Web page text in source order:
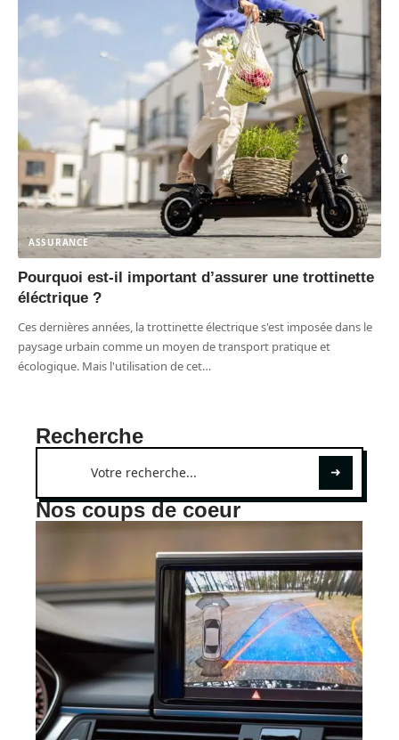
ASSURANCE
Pourquoi est-il important d’assurer une trottinette
éléctrique ?
Ces dernières années, la trottinette électrique s'est imposée dans le
paysage urbain comme un moyen de transport pratique et
écologique. Mais l'utilisation de cet…
Recherche
Nos coups de coeur